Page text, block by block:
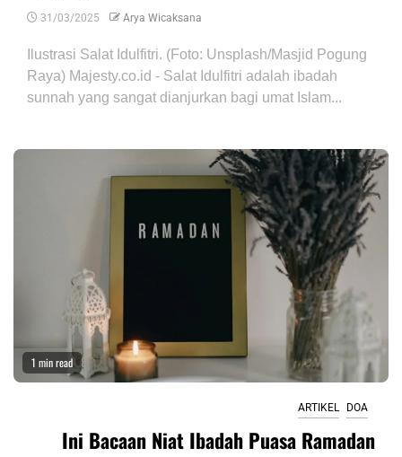
31/03/2025 Arya Wicaksana
Ilustrasi Salat Idulfitri. (Foto: Unsplash/Masjid Pogung
Raya) Majesty.co.id - Salat Idulfitri adalah ibadah
sunnah yang sangat dianjurkan bagi umat Islam...
1 min read
ARTIKEL DOA
Ini Bacaan Niat Ibadah Puasa Ramadan